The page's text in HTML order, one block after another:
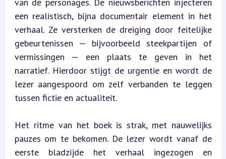
een realistisch, bijna documentair element in het
verhaal. Ze versterken de dreiging door feitelijke
gebeurtenissen — bijvoorbeeld steekpartijen of
vermissingen — een plaats te geven in het
narratief. Hierdoor stijgt de urgentie en wordt de
lezer aangespoord om zelf verbanden te leggen
tussen fictie en actualiteit.
Het ritme van het boek is strak, met nauwelijks
pauzes om te bekomen. De lezer wordt vanaf de
eerste bladzijde het verhaal ingezogen en